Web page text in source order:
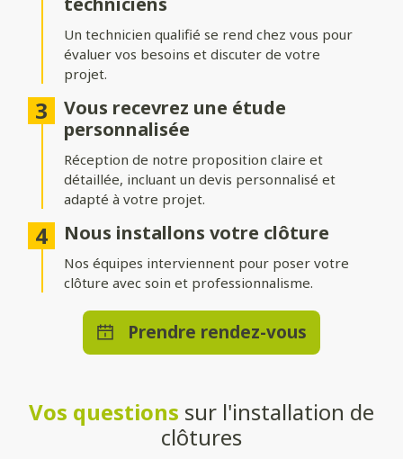
: robuste et contemporain, avec une touche minérale.
: simple, efficace et modulable selon vos besoins.
Différentes options d’occultation
Selon vos envies et vos besoins, nos clôtures peuvent être :
Pleinement occultantes: pour garantir une intimité
maximale.
Ajourées
: pour laisser passer la lumière tout en délimitant
votre espace.
Brise-vue ou brise-vent: pour allier confort et esthétisme.
Une pose adaptée à votre terrain
Que vous souhaitiez une clôture posée directement au sol ou
Un large choix de teintes et de
Un technicien qualifié se rend chez vous pour
évaluer vos besoins et discuter de votre
projet.
Vous recevrez une étude
personnalisée
Réception de notre proposition claire et
détaillée, incluant un devis personnalisé et
adapté à votre projet.
Nous installons votre clôture
Nos équipes interviennent pour poser votre
clôture avec soin et professionnalisme.
Prendre rendez-vous
Vos questions sur l'installation de
clôtures